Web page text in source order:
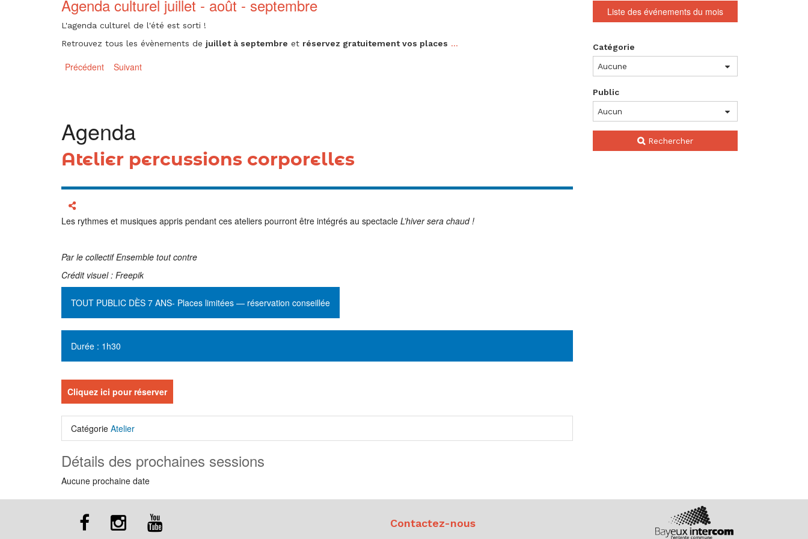
forts
forts
-
Diapositive
-
sur
Agenda culturel juillet - août - septembre
L'agenda culturel de l'été est sorti !
Retrouvez tous les évènements de juillet à septembre et réservez gratuitement vos places ...
Précédent Suivant
Tous
forts
Agenda
Atelier percussions corporelles
Afficher les options de partage
Les rythmes et musiques appris pendant ces ateliers pourront être intégrés au spectacle L’hiver sera chaud !
Par le collectif Ensemble tout contre
Crédit visuel : Freepik
TOUT PUBLIC DÈS 7 ANS- Places limitées — réservation conseillée
Durée : 1h30
Cliquez ici pour réserver
Catégorie Atelier
Détails des prochaines sessions
Aucune prochaine date
Liste des événements du mois
Rechercher
un
événement
Catégorie
Public
Rechercher
Réseaux
sociaux
Contactez-nous
Logo